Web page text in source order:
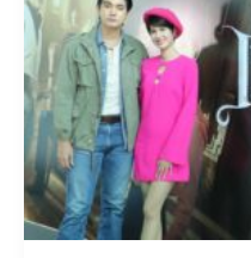
“เมืองแก้ว” คึกคัก
“เข้ม
–
พิ้งค์
พลอย”
แท็ก
ทีม
ทัพ
นัก
แสดง